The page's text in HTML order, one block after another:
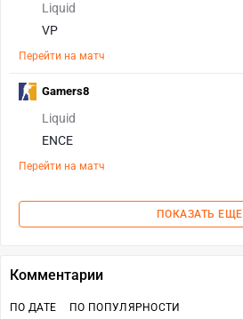
Liquid
VP
Перейти на матч
Liquid
ENCE
Перейти на матч
Gamers8
ПОКАЗАТЬ ЕЩЕ
Комментарии
ПО ДАТЕ ПО ПОПУЛЯРНОСТИ